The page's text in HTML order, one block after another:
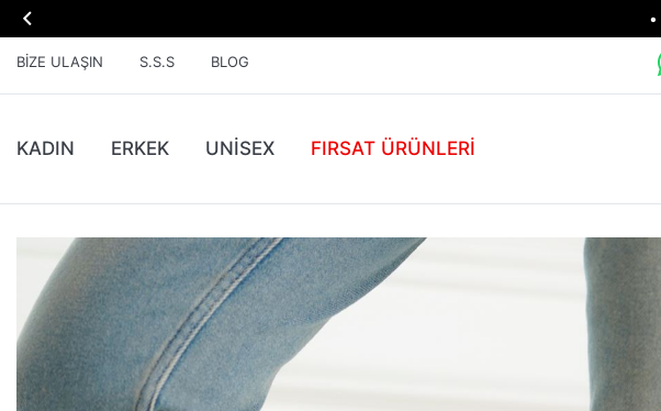
 •
BIZE ULAŞIN S.S.S BLOG
KADIN ERKEK UNİSEX FIRSAT ÜRÜNLERI